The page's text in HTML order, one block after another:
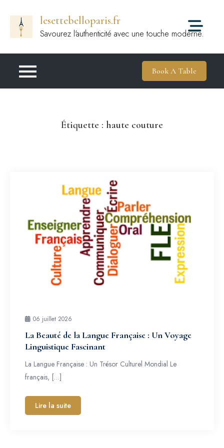
contenu
lesettebelloparis.fr
Savourez l'authenticité avec une touche moderne.
Book A Table
Étiquette : haute couture
06 juillet 2026
La Beauté de la Langue Française : Un Voyage
Linguistique Fascinant
La Langue Française : Un Trésor Culturel Mondial Le
français, […]
Lire la suite